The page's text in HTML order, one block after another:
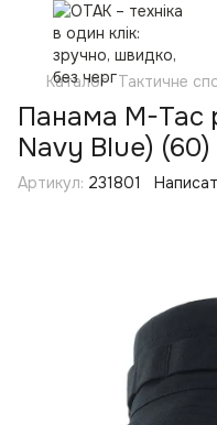
Каталог Тактичне
Панама M-Tac
Navy Blue) (60)
Артикул: 231801